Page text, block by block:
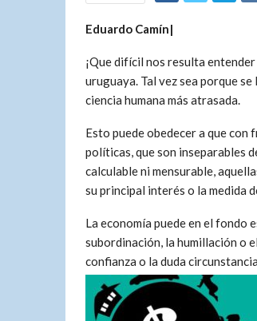
Eduardo Camín|
¡Que difícil nos resulta
uruguaya. Tal vez sea porque
ciencia humana más atrasada.
Esto puede obedecer a que con
políticas, que son inseparables
calculable ni mensurable,
su principal interés o la medida
La economía puede en el fondo
subordinación, la humillación o
confianza o la duda